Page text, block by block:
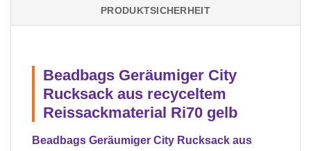
PRODUKTSICHERHEIT
Beadbags Geräumiger City
Rucksack aus recyceltem
Reissackmaterial Ri70 gelb
Beadbags Geräumiger City Rucksack aus